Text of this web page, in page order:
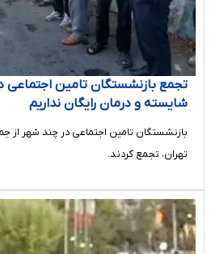
تجمع بازنشستگان تامین
شایسته و درمان رایگان نداریم
بازنشستگان تامین اجتماعی در چند شهر
تهران، تجمع کردند.